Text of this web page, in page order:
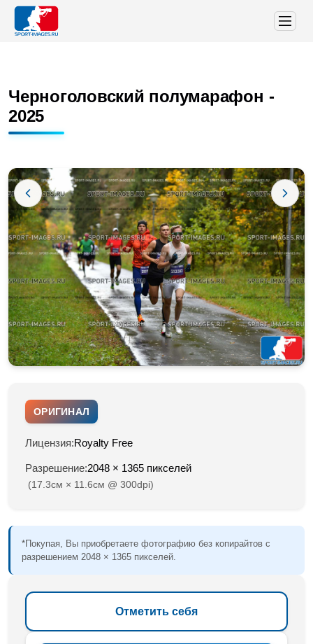
Черноголовский полумарафон -
2025
ОРИГИНАЛ
Лицензия:Royalty Free
Разрешение:2048 × 1365 пикселей
(17.3см × 11.6см @ 300dpi)
*Покупая, Вы приобретаете фотографию без копирайтов с
разрешением 2048 × 1365 пикселей.
Отметить себя